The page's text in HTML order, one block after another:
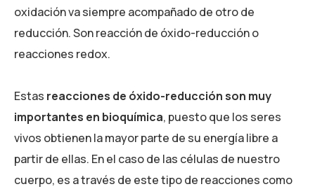
oxidación va siempre acompañado de otro de
reducción. Son reacción de óxido-reducción o
reacciones redox.
Estas reacciones de óxido-reducción son muy
importantes en bioquímica, puesto que los seres
vivos obtienen la mayor parte de su energía libre a
partir de ellas. En el caso de las células de nuestro
cuerpo, es a través de este tipo de reacciones como